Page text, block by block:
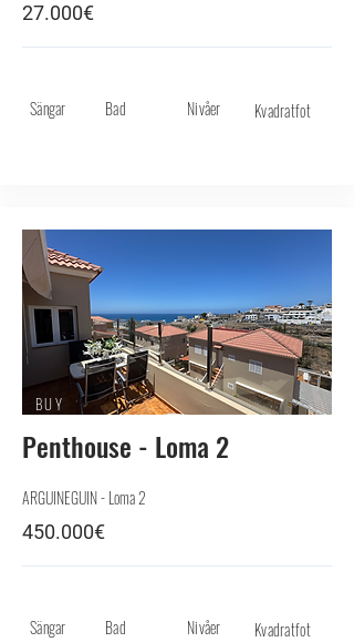
27.000€
Sängar Bad Nivåer Kvadratfot
BUY
Penthouse - Loma 2
ARGUINEGUIN - Loma 2
450.000€
Sängar Bad Nivåer Kvadratfot